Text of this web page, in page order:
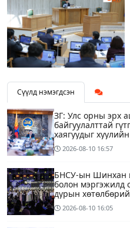
Сүүлд нэмэгдсэн
ЗГ: Улс орны эрх
байгуулалттай
хаягуудыг
2026-08-10 16:57
БНСУ-ын Шинхан
болон мэргэжилд
дурын
байгууллаа
2026-08-10 16:05